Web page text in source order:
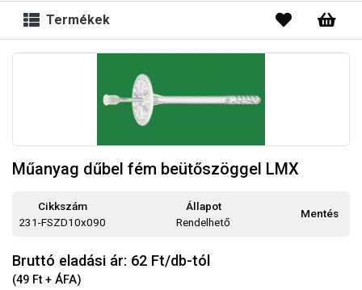
Termékek
Műanyag dűbel fém beütőszöggel LMX
Cikkszám
231-FSZD10x090
Állapot
Rendelhető
Mentés
Bruttó eladási ár: 62 Ft/db-tól
(49 Ft + ÁFA)